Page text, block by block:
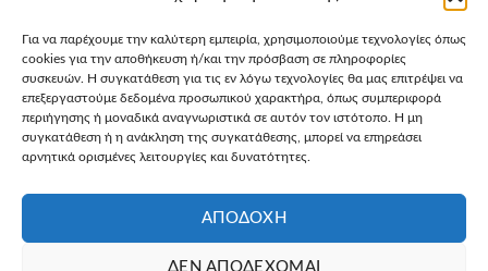
Για να παρέχουμε την καλύτερη εμπειρία, χρησιμοποιούμε τεχνολογίες όπως
cookies για την αποθήκευση ή/και την πρόσβαση σε πληροφορίες
συσκευών. Η συγκατάθεση για τις εν λόγω τεχνολογίες θα μας επιτρέψει να
επεξεργαστούμε δεδομένα προσωπικού χαρακτήρα, όπως συμπεριφορά
περιήγησης ή μοναδικά αναγνωριστικά σε αυτόν τον ιστότοπο. Η μη
συγκατάθεση ή η ανάκληση της συγκατάθεσης, μπορεί να επηρεάσει
αρνητικά ορισμένες λειτουργίες και δυνατότητες.
ΑΠΟΔΟΧΉ
ΔΕΝ ΑΠΟΔΈΧΟΜΑΙ
Blog
ΑΚΟΛΟΥΘΗΣΤΕ ΜΑΣ
Instagram
FaceBook